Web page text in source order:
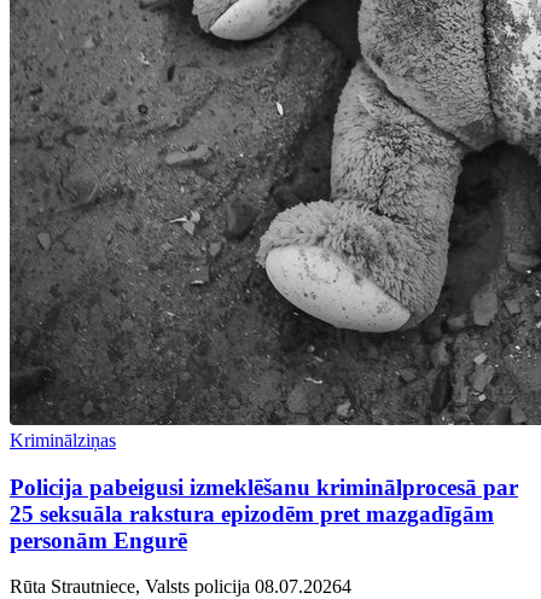
Kriminālziņas
Policija pabeigusi izmeklēšanu kriminālprocesā par
25 seksuāla rakstura epizodēm pret mazgadīgām
personām Engurē
Rūta Strautniece, Valsts policija 08.07.20264